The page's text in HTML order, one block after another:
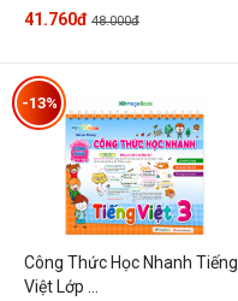
41.760đ 48.000đ
Công Thức Học Nhanh Tiếng
Việt Lớp ...
-13%